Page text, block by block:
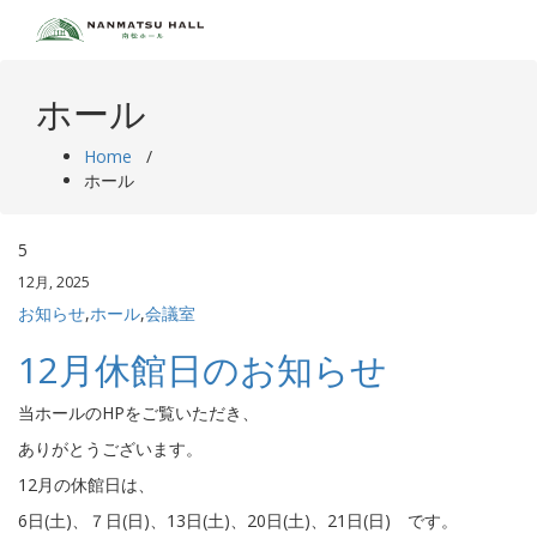
ホール
Home /
ホール
5
12月, 2025
お知らせ,ホール,会議室
12月休館日のお知らせ
当ホールのHPをご覧いただき、
ありがとうございます。
12月の休館日は、
6日(土)、７日(日)、13日(土)、20日(土)、21日(日) です。